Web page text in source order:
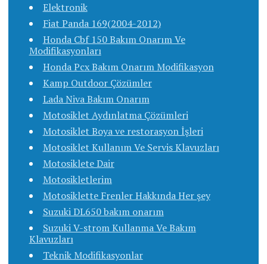
Elektronik
Fiat Panda 169(2004-2012)
Honda Cbf 150 Bakım Onarım Ve
Modifikasyonları
Honda Pcx Bakım Onarım Modifikasyon
Kamp Outdoor Çözümler
Lada Niva Bakım Onarım
Motosiklet Aydınlatma Çözümleri
Motosiklet Boya ve restorasyon İşleri
Motosiklet Kullanım Ve Servis Klavuzları
Motosiklete Dair
Motosikletlerim
Motosiklette Frenler Hakkında Her şey
Suzuki DL650 bakım onarım
Suzuki V-strom Kullanma Ve Bakım
Klavuzları
Teknik Modifikasyonlar